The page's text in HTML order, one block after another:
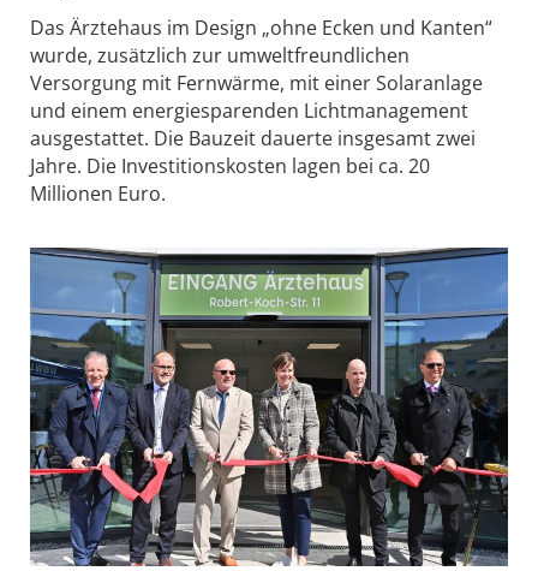
Das Ärztehaus im Design „ohne Ecken und Kanten“
wurde, zusätzlich zur umweltfreundlichen
Versorgung mit Fernwärme, mit einer Solaranlage
und einem energiesparenden Lichtmanagement
ausgestattet. Die Bauzeit dauerte insgesamt zwei
Jahre. Die Investitionskosten lagen bei ca. 20
Millionen Euro.